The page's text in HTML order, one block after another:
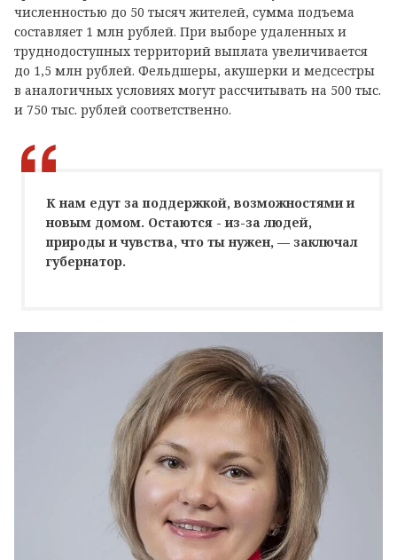
численностью до 50 тысяч жителей, сумма подъема
составляет 1 млн рублей. При выборе удаленных и
труднодоступных территорий выплата увеличивается
до 1,5 млн рублей. Фельдшеры, акушерки и медсестры
в аналогичных условиях могут рассчитывать на 500 тыс.
и 750 тыс. рублей соответственно.
К нам едут за поддержкой, возможностями и
новым домом. Остаются - из-за людей,
природы и чувства, что ты нужен, — заключал
губернатор.